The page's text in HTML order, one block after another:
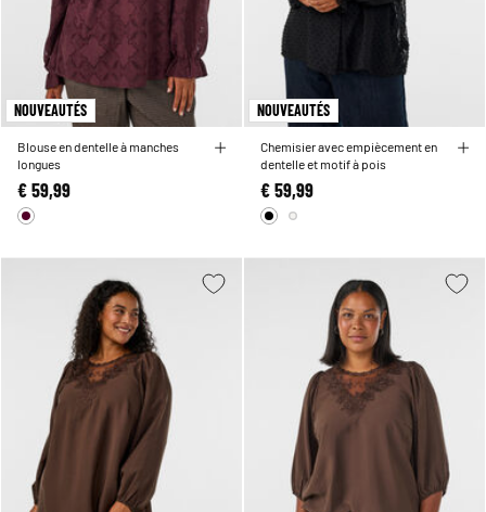
NOUVEAUTÉS
Blouse en dentelle à manches
longues
€ 59,99
NOUVEAUTÉS
Chemisier avec empiècement en
dentelle et motif à pois
€ 59,99